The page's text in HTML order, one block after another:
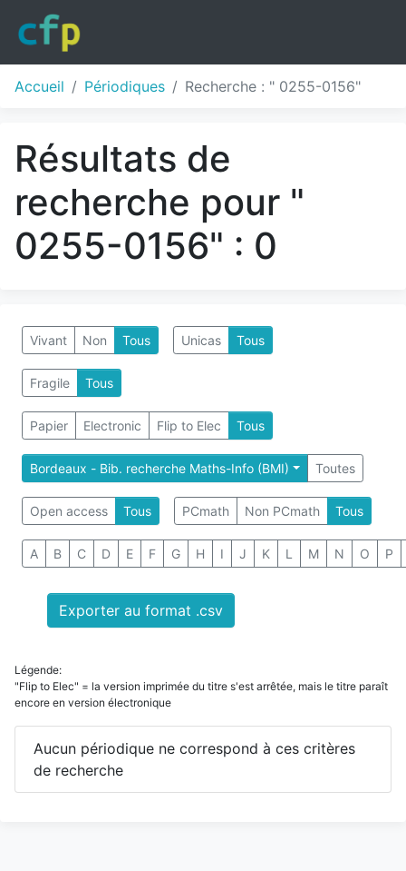
Accueil Périodiques Recherche : " 0255-0156"
Résultats de
recherche pour "
0255-0156" : 0
Vivant Non Tous Unicas Tous
Fragile Tous
Papier Electronic Flip to Elec Tous
Bordeaux - Bib. recherche Maths-Info (BMI) Toutes
Open access Tous PCmath Non PCmath Tous
A B C D E F G H I J K L M N O P
Exporter au format .csv
Légende:
"Flip to Elec" = la version imprimée du titre s'est arrêtée, mais le titre paraît
encore en version électronique
Aucun périodique ne correspond à ces critères
de recherche